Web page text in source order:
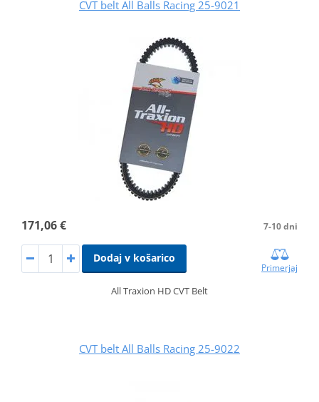
CVT belt All Balls Racing 25-9021
171,06 € 7-10 dni
Dodaj v košarico
Primerjaj
All Traxion HD CVT Belt
CVT belt All Balls Racing 25-9022